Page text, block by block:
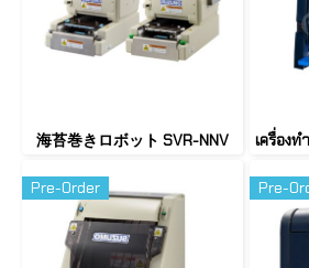
海苔巻きロボット SVR-NNV
Pre-Order Pre-